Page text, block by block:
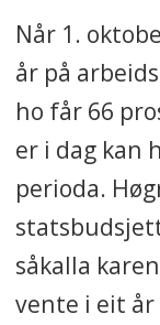
Når 1.
år på
ho får 66
er i dag kan
perioda.
såkalla
vente i eit år